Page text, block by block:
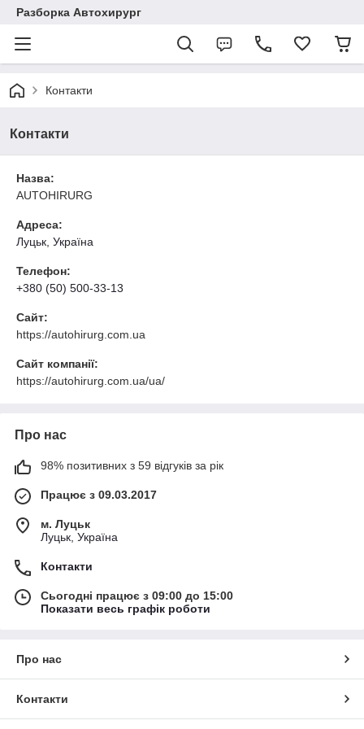
Разборка Автохирург
Контакти
Контакти
Назва:
AUTOHIRURG
Адреса:
Луцьк, Україна
Телефон:
+380 (50) 500-33-13
Сайт:
https://autohirurg.com.ua
Сайт компанії:
https://autohirurg.com.ua/ua/
Про нас
98% позитивних з 59 відгуків за рік
Працює з 09.03.2017
м. Луцьк
Луцьк, Україна
Контакти
Сьогодні працює з 09:00 до 15:00
Показати весь графік роботи
Про нас
Контакти